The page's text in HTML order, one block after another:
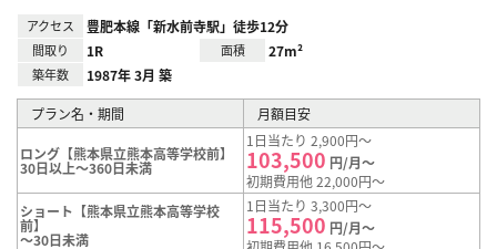
アクセス 豊肥本線「新水前寺駅」徒歩12分
間取り 1R 面積 27m²
築年数 1987年 3月 築
プラン名・期間 月額目安
ロング【熊本県立熊本高等学校前】
30日以上～360日未満
1日当たり 2,900円～
103,500 円/月～
初期費用他 22,000円～
ショート【熊本県立熊本高等学校
前】
～30日未満
1日当たり 3,300円～
115,500 円/月～